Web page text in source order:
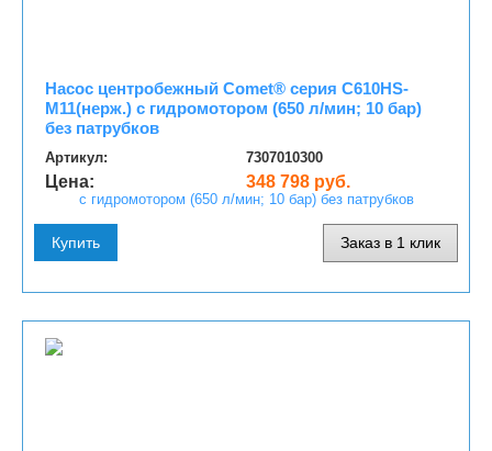
Насос центробежный Comet® серия C610HS-
M11(нерж.) с гидромотором (650 л/мин; 10 бар)
без патрубков
Артикул: 7307010300
Цена: 348 798 руб.
Купить Заказ в 1 клик